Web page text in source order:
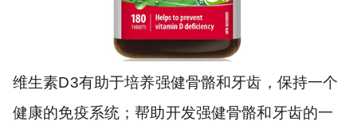
维生素D3有助于培养强健骨骼和牙齿，保持一个
健康的免疫系统；帮助开发强健骨骼和牙齿的一